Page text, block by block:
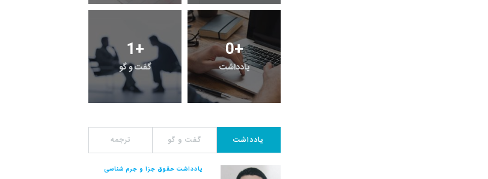
1+
گفت و گو
0+
یادداشت
یادداشت گفت و گو ترجمه
یادداشت حقوق جزا و جرم شناسی